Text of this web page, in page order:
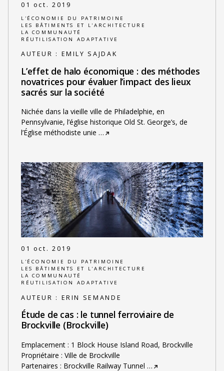
01 oct. 2019
L'ÉCONOMIE DU PATRIMOINE
LES BÂTIMENTS ET L'ARCHITECTURE
LA COMMUNAUTÉ
RÉUTILISATION ADAPTATIVE
AUTEUR : EMILY SAJDAK
L’effet de halo économique : des méthodes
novatrices pour évaluer l’impact des lieux
sacrés sur la société
Nichée dans la vieille ville de Philadelphie, en
Pennsylvanie, l’église historique Old St. George’s, de
l’Église méthodiste unie …
01 oct. 2019
L'ÉCONOMIE DU PATRIMOINE
LES BÂTIMENTS ET L'ARCHITECTURE
LA COMMUNAUTÉ
RÉUTILISATION ADAPTATIVE
AUTEUR : ERIN SEMANDE
Étude de cas : le tunnel ferroviaire de
Brockville (Brockville)
Emplacement : 1 Block House Island Road, Brockville
Propriétaire : Ville de Brockville
Partenaires : Brockville Railway Tunnel …